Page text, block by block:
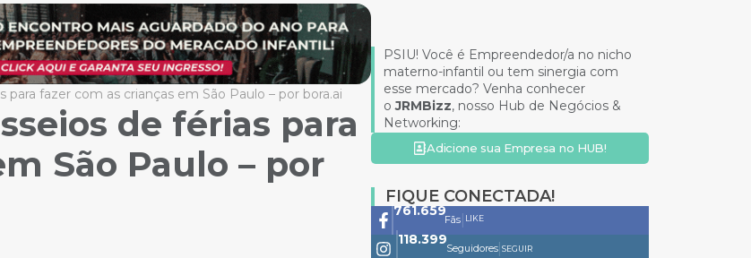
para fazer com as crianças em São Paulo – por bora.ai
de férias para
São Paulo – por
PSIU! Você é Empreendedor/a no nicho
materno-infantil ou tem sinergia com
esse mercado? Venha conhecer
oJRMBizz, nosso Hub de Negócios &
Networking:
Adicione sua Empresa no HUB!
FIQUE CONECTADA!
761.659
Fãs LIKE
118.399
Seguidores| SEGUIR